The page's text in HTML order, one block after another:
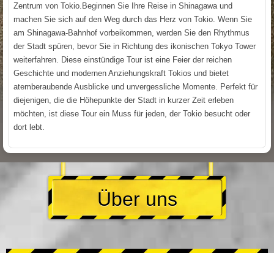
Zentrum von Tokio.Beginnen Sie Ihre Reise in Shinagawa und
machen Sie sich auf den Weg durch das Herz von Tokio. Wenn Sie
am Shinagawa-Bahnhof vorbeikommen, werden Sie den Rhythmus
der Stadt spüren, bevor Sie in Richtung des ikonischen Tokyo Tower
weiterfahren. Diese einstündige Tour ist eine Feier der reichen
Geschichte und modernen Anziehungskraft Tokios und bietet
atemberaubende Ausblicke und unvergessliche Momente. Perfekt für
diejenigen, die die Höhepunkte der Stadt in kurzer Zeit erleben
möchten, ist diese Tour ein Muss für jeden, der Tokio besucht oder
dort lebt.
Über uns